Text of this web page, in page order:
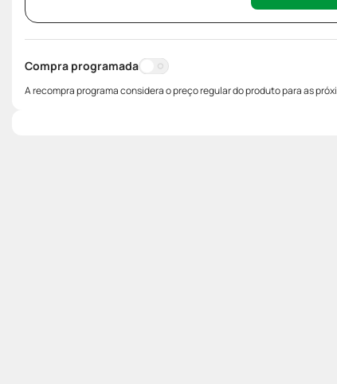
Compra programada
A recompra programa considera o preço regular do produto para as